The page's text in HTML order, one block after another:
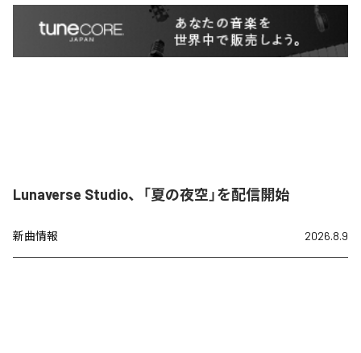
Lunaverse Studio、「夏の夜空」を配信開始
新曲情報 2026.8.9